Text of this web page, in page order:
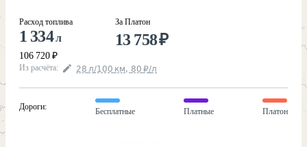
Расход топлива
1 334л
106 720 ₽
За Платон
13 758₽
Из расчёта: 28 л/100 км, 80 ₽/л
Дороги:
Бесплатные Платные Платон